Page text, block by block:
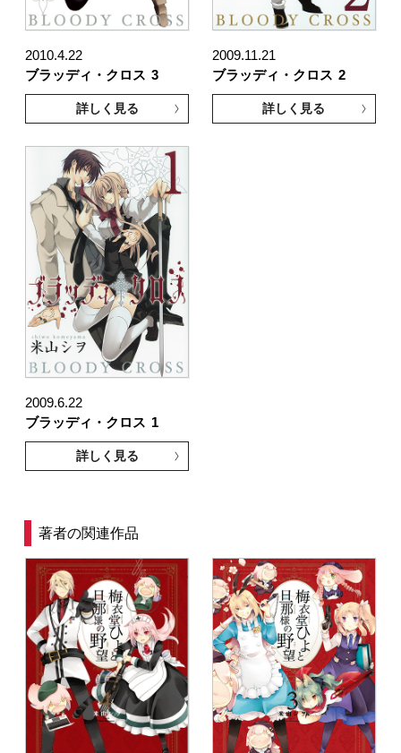
2010.4.22
ブラッディ・クロス 3
詳しく見る
2009.11.21
ブラッディ・クロス 2
詳しく見る
2009.6.22
ブラッディ・クロス 1
詳しく見る
著者の関連作品